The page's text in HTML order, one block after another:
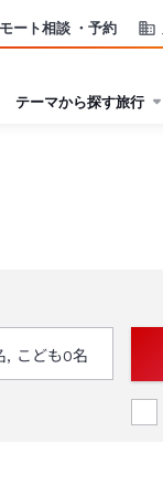
ート相談 ・予約
テーマから探す旅行